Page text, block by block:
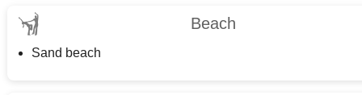
Beach
Sand beach